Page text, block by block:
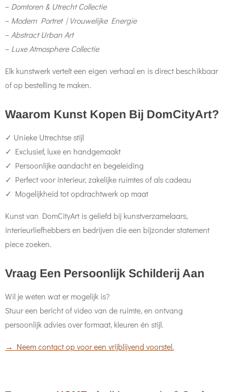
– Domtoren & Utrecht Collectie
– Modern Portret | Vrouwelijke Energie
– Abstract Urban Art
– Luxe Atmosphere Collectie
Elk kunstwerk vertelt een eigen verhaal en is direct beschikbaar
of op bestelling te maken.
Waarom Kunst Kopen Bij DomCityArt?
✓ Unieke Utrechtse stijl
✓ Exclusief, luxe en handgemaakt
✓ Persoonlijke aandacht en begeleiding
✓ Perfect voor interieur, zakelijke ruimtes of als cadeau
✓ Mogelijkheid tot opdrachtwerk op maat
Kunst van DomCityArt is geliefd bij kunstverzamelaars,
interieurliefhebbers en bedrijven die een bijzonder statement
piece zoeken.
Vraag Een Persoonlijk Schilderij Aan
Wil je weten wat er mogelijk is?
Stuur een bericht of video van de ruimte, en ontvang
persoonlijk advies over formaat, kleuren én stijl.
→ Neem contact op voor een vrijblijvend voorstel.